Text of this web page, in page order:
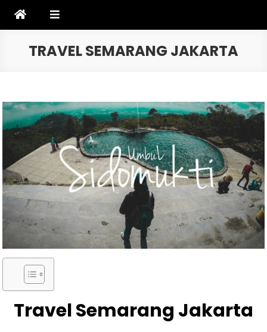
TRAVEL SEMARANG JAKARTA
Travel Semarang Jakarta